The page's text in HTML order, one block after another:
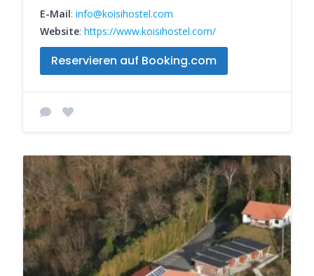
E-Mail: info@koisihostel.com
Website: https://www.koisihostel.com/
Reservieren auf Booking.com